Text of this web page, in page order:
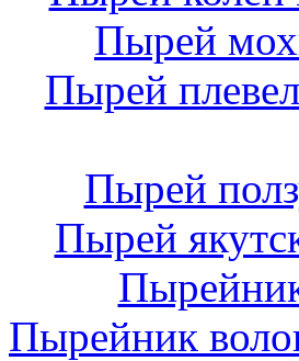
Пырей
Пырей
Пырей
Пырей
Пырейник